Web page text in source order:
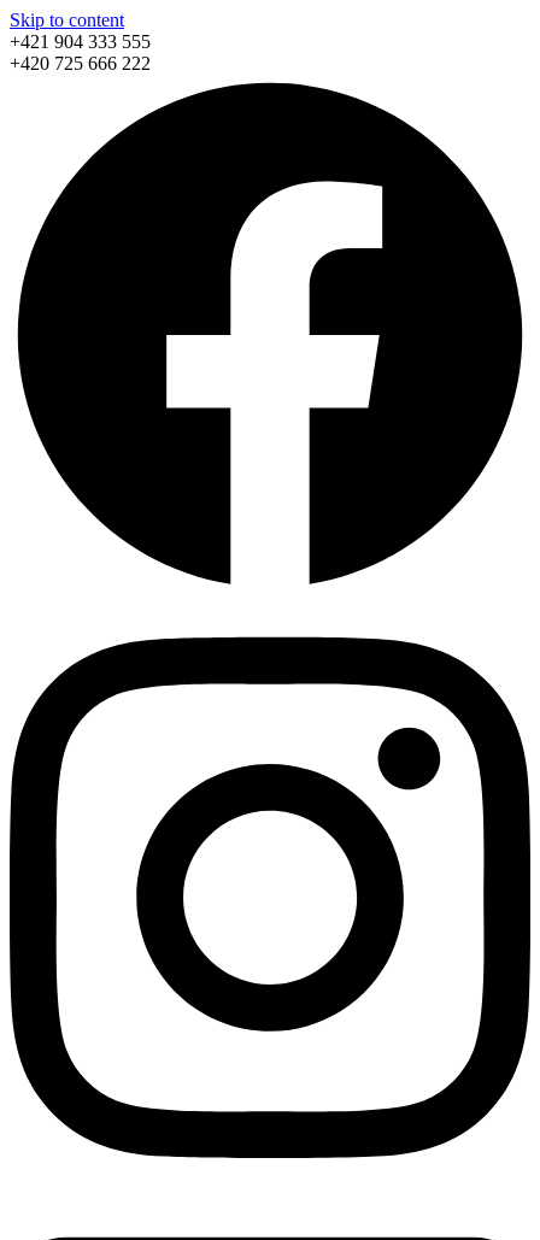
Skip to content
+421 904 333 555
+420 725 666 222